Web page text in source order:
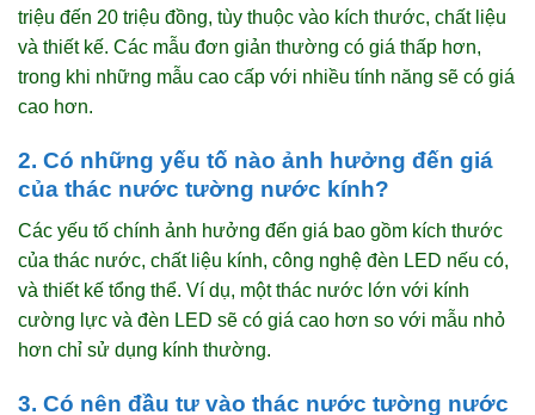
triệu đến 20 triệu đồng, tùy thuộc vào kích thước, chất liệu
và thiết kế. Các mẫu đơn giản thường có giá thấp hơn,
trong khi những mẫu cao cấp với nhiều tính năng sẽ có giá
cao hơn.
2. Có những yếu tố nào ảnh hưởng đến giá
của thác nước tường nước kính?
Các yếu tố chính ảnh hưởng đến giá bao gồm kích thước
của thác nước, chất liệu kính, công nghệ đèn LED nếu có,
và thiết kế tổng thể. Ví dụ, một thác nước lớn với kính
cường lực và đèn LED sẽ có giá cao hơn so với mẫu nhỏ
hơn chỉ sử dụng kính thường.
3. Có nên đầu tư vào thác nước tường nước